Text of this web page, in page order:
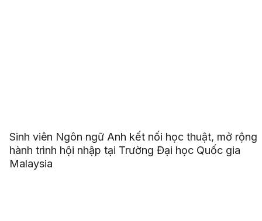
Sinh viên Ngôn ngữ Anh kết nối học thuật, mở rộng
hành trình hội nhập tại Trường Đại học Quốc gia
Malaysia